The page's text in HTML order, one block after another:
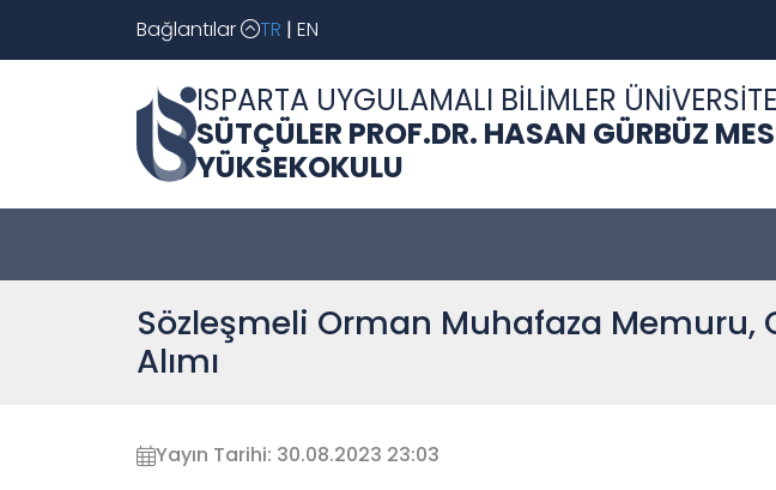
Bağlantılar TR | EN
ISPARTA UYGULAMALI BİLİMLER
SÜTÇÜLER PROF.DR. HASAN GÜRBÜZ
YÜKSEKOKULU
Sözleşmeli Orman Muhafaza
Alımı
Yayın Tarihi: 30.08.2023 23:03